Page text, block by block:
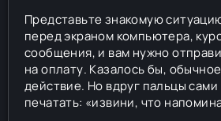
Представьте знакомую
перед экраном компьютера,
сообщения, и вам нужно
на оплату. Казалось бы,
действие. Но вдруг пальцы
печатать: «извини, что